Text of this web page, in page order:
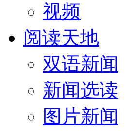
视频
阅读天地
双语新闻
新闻选读
图片新闻